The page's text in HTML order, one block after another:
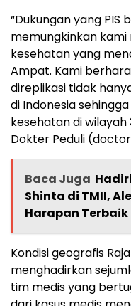
“Dukungan yang
memungkinkan
kesehatan yang
Ampat. Kami
direplikasi tidak
di Indonesia
kesehatan di wilayah
Dokter Peduli
Baca Juga
Shinta di TMII,
Harapan Terbaik
Kondisi geografis
menghadirkan
tim medis yang